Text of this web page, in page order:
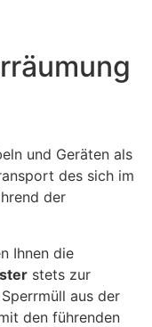
und Geräten als
des sich im
der
Ihnen die
stets zur
aus der
den führenden